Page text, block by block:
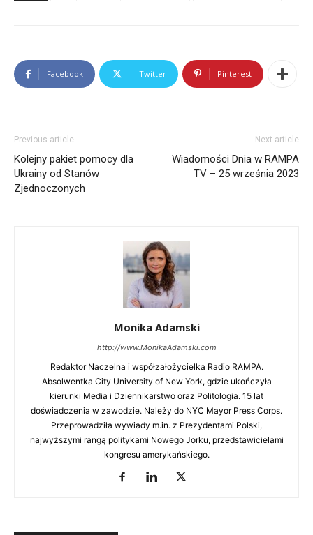
RAMPA. Absolwentka City University of New York,
gdzie ukończyła kierunki Media i Dziennikarstwo
rangą politykami Nowego Jorku, przedstawicielami
Facebook Twitter Pinterest
Previous article
Kolejny pakiet pomocy dla
Ukrainy od Stanów
Zjednoczonych
Next article
Wiadomości Dnia w RAMPA
TV – 25 września 2023
Monika Adamski
http://www.MonikaAdamski.com
Redaktor Naczelna i współzałożycielka Radio RAMPA.
Absolwentka City University of New York, gdzie ukończyła
kierunki Media i Dziennikarstwo oraz Politologia. 15 lat
doświadczenia w zawodzie. Należy do NYC Mayor Press Corps.
Przeprowadziła wywiady m.in. z Prezydentami Polski,
najwyższymi rangą politykami Nowego Jorku, przedstawicielami
kongresu amerykańskiego.